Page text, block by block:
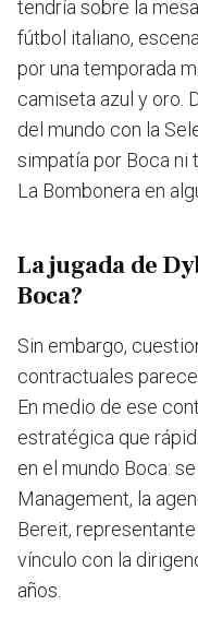
tendría sobre la
fútbol italiano,
por una temporada
camiseta azul y oro.
del mundo con la
simpatía por Boca ni
La Bombonera en
La jugada de
Boca?
Sin embargo,
contractuales
En medio de ese
estratégica que
en el mundo Boca:
Management, la
Bereit,
vínculo con la
años